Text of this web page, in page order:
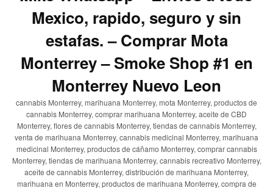
Mexico, rapido, seguro y sin
estafas. – Comprar Mota
Monterrey – Smoke Shop #1 en
Monterrey Nuevo Leon
cannabis Monterrey, marihuana Monterrey, mota Monterrey, productos de
cannabis Monterrey, comprar marihuana Monterrey, aceite de CBD
Monterrey, flores de cannabis Monterrey, tiendas de cannabis Monterrey,
venta de marihuana Monterrey, cannabis medicinal Monterrey, marihuana
medicinal Monterrey, productos de cáñamo Monterrey, comprar cannabis
Monterrey, tiendas de marihuana Monterrey, cannabis recreativo Monterrey,
aceite de cannabis Monterrey, distribución de marihuana Monterrey,
marihuana en Monterrey, productos de marihuana Monterrey, compra de